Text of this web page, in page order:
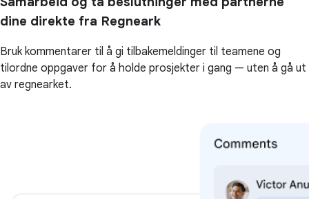
dine direkte fra Regneark
Bruk kommentarer til å gi tilbakemeldinger til teamene og
tilordne oppgaver for å holde prosjekter i gang — uten å gå ut
av regnearket.